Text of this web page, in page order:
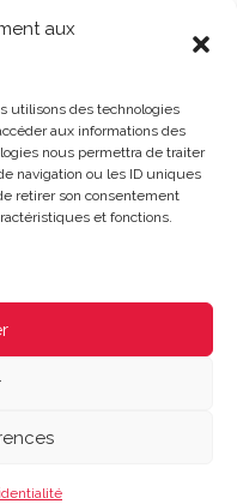
aux
utilisons des technologies
aux informations des
nous permettra de traiter
navigation ou les ID uniques
retirer son consentement
et fonctions.
réservés |Mentions
12h